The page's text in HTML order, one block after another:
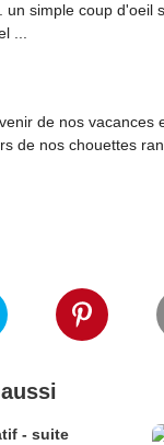
un simple coup d'oeil
...
de nos vacances
de nos chouettes
- suite